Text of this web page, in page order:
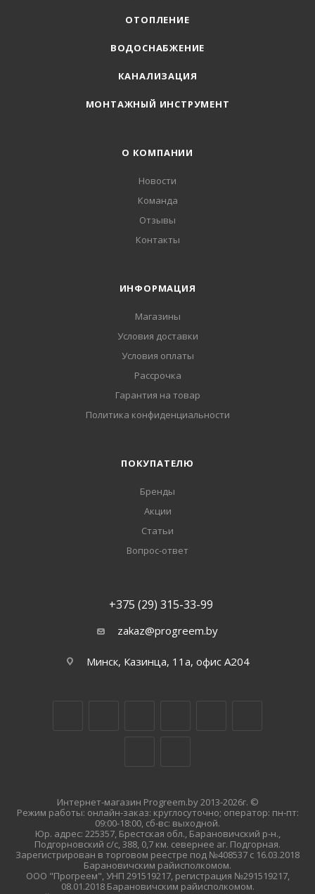
ОТОПЛЕНИЕ
ВОДОСНАБЖЕНИЕ
КАНАЛИЗАЦИЯ
МОНТАЖНЫЙ ИНСТРУМЕНТ
О КОМПАНИИ
Новости
Команда
Отзывы
Контакты
ИНФОРМАЦИЯ
Магазины
Условия доставки
Условия оплаты
Рассрочка
Гарантия на товар
Политика конфиденциальности
ПОКУПАТЕЛЮ
Бренды
Акции
Статьи
Вопрос-ответ
+375 (29) 315-33-99
zakaz@progreem.by
Минск, Казинца, 11а, офис А204
Интернет-магазин Progreem.by 2013-2026г. ©
Режим работы: онлайн-заказ: круглосуточно; оператор: пн-пт:
09:00-18:00, сб-вс: выходной.
Юр. адрес: 225357, Брестская обл., Барановичский р-н.,
Подгорновский с/с, 388, 0,7 км. севернее аг. Подгорная.
Зарегистрирован в торговом реестре под №408537 с 16.03.2018
Барановичским райисполкомом.
ООО "Прогреем", УНП 291519217, регистрация №291519217,
08.01.2018 Барановичским райисполкомом.